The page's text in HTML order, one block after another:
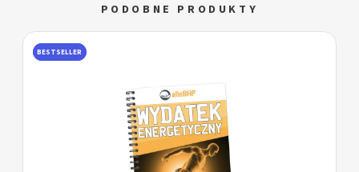
PODOBNE PRODUKTY
BESTSELLER